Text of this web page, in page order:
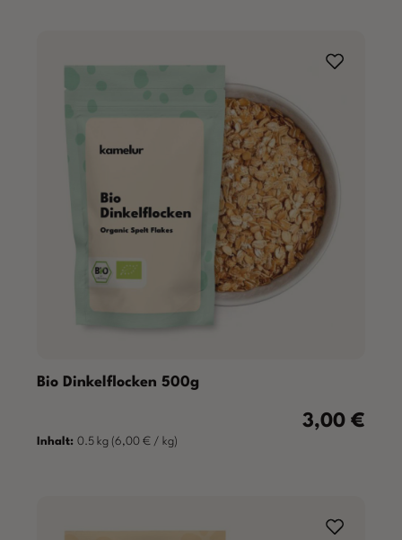
Bio Dinkelflocken 500g
Regulärer
3,00 €
Inhalt: 0.5 kg (6,00 € / kg)